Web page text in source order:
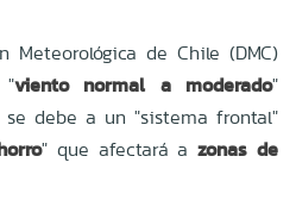
Meteorológica de Chile (DMC)
"viento normal a moderado"
se debe a un "sistema frontal"
" que afectará azonas de